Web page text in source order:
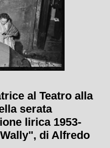
al Teatro alla
serata
lirica 1953-
di Alfredo